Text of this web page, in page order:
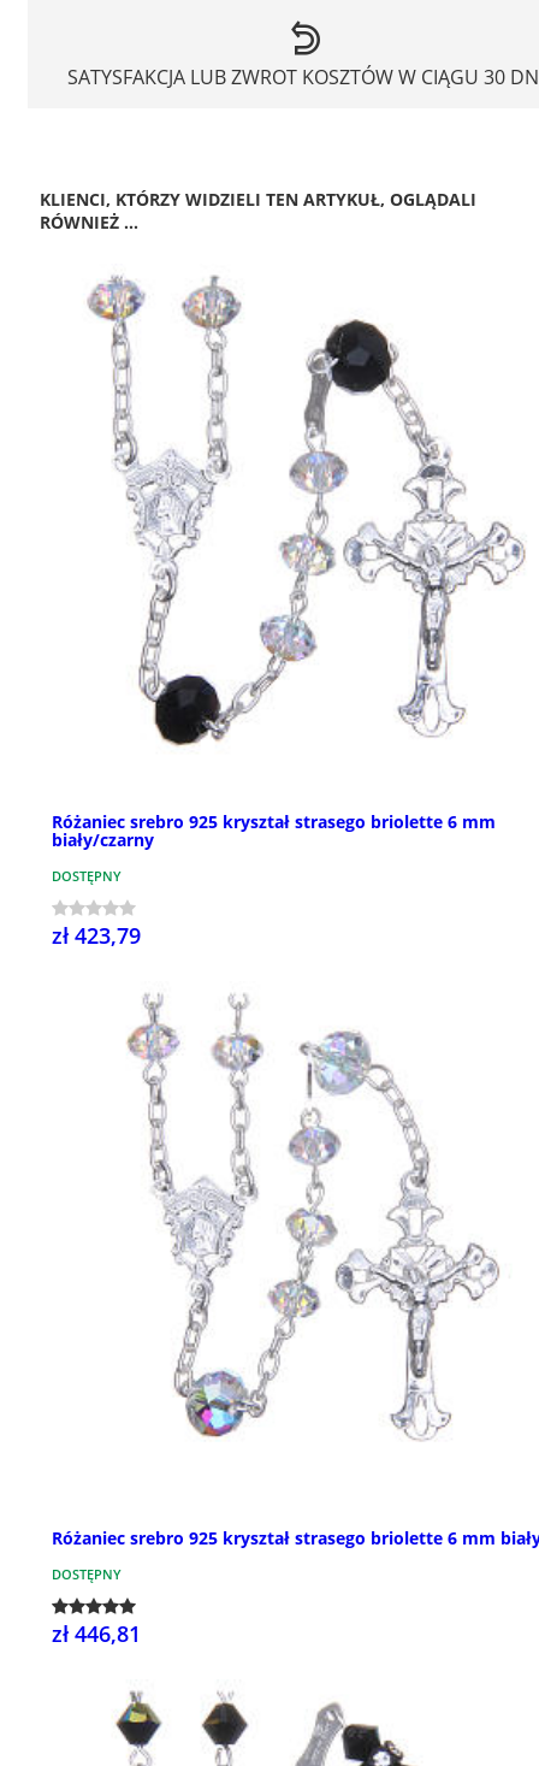
SATYSFAKCJA LUB ZWROT KOSZTÓW W CIĄGU 30
KLIENCI, KTÓRZY WIDZIELI TEN ARTYKUŁ, OGLĄDALI
RÓWNIEŻ ...
Różaniec srebro 925 kryształ strasego briolette 6 mm
biały/czarny
DOSTĘPNY
zł 423,79
Różaniec srebro 925 kryształ strasego briolette 6 mm
DOSTĘPNY
zł 446,81